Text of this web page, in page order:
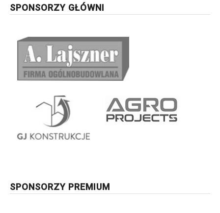
SPONSORZY GŁÓWNI
SPONSORZY PREMIUM